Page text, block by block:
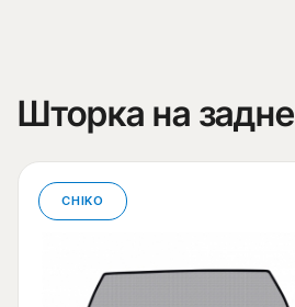
Шторка на
CHIKO